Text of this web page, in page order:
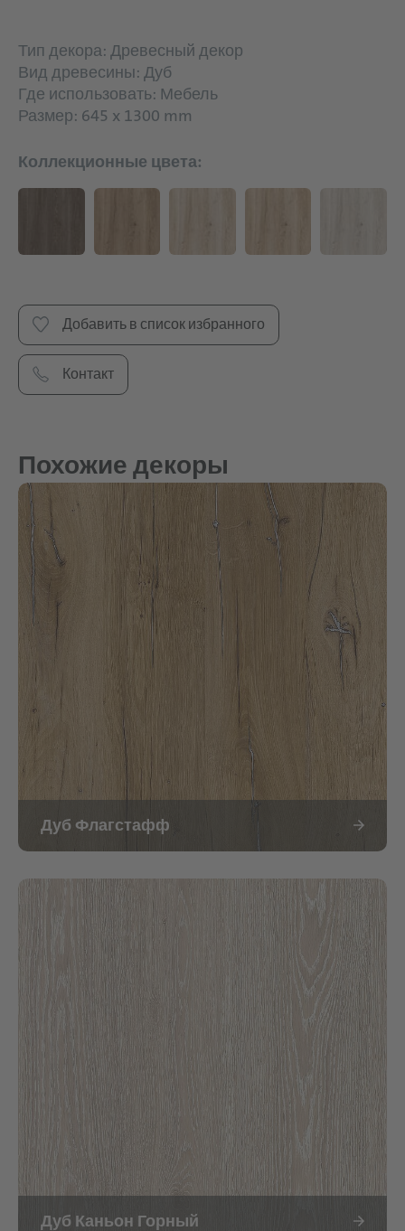
Тип декора: Древесный декор
Вид древесины: Дуб
Где использовать: Мебель
Размер: 645 x 1300 mm
Коллекционные цвета:
Добавить в список избранного
Контакт
Похожие декоры
Дуб Флагстафф
Дуб Каньон Горный